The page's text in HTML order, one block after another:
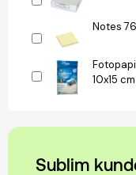
Notes
10x15 cm
Sublim